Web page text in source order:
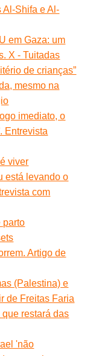
Al-Shifa e Al-
em Gaza: um
X - Tuitadas
de crianças”
mesmo na
imediato, o
Entrevista
viver
está levando o
com
parto
Artigo de
(Palestina) e
de Freitas Faria
restará das
'não